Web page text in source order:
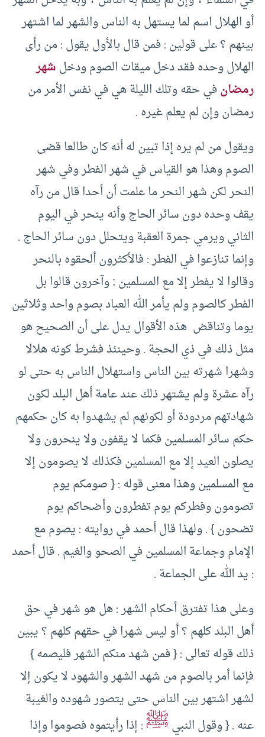
أو الهلال اسم لما يستهل به الناس والشهر لما اشتهر
بينهم ؟ على قولين : فمن قال بالأول يقول : من رأى
الهلال وحده فقد دخل ميقات الصوم ودخلشهر
رمضانفي حقه وتلك الليلة هي في نفس الأمر من
رمضان وإن لم يعلم غيره .
ويقول من لم يره إذا تبين له أنه كان طالعا قضى
الصوم وهذا هو القياس في شهر الفطر وفي شهر
النحر لكن شهر النحر ما علمت أن أحدا قال من رآه
يقف وحده دون سائر الحاج وأنه ينحر في اليوم
الثاني ويرمي جمرة العقبة ويتحلل دون سائر الحاج .
وإنما تنازعوا في الفطر : فالأكثرون ألحقوه بالنحر
وقالوا لا يفطر إلا مع المسلمين ; وآخرون قالوا بل
الفطر كالصوم ولم يأمر الله العباد بصوم واحد وثلاثين
يوما وتناقض هذه الأقوال يدل على أن الصحيح هو
مثل ذلك في ذي الحجة . وحينئذ فشرط كونه هلالا
وشهرا شهرته بين الناس واستهلال الناس به حتى لو
رآه عشرة ولم يشتهر ذلك عند عامة أهل البلد لكون
شهادتهم مردودة أو لكونهم لم يشهدوا به كان حكمهم
حكم سائر المسلمين فكما لا يقفون ولا ينحرون ولا
يصلون العيد إلا مع المسلمين فكذلك لا يصومون إلا
مع المسلمين وهذا معنى قوله : { صومكم يوم
تصومون وفطركم يوم تفطرون وأضحاكم يوم
تضحون } . ولهذا قال أحمد في روايته : يصوم مع
الإمام وجماعة المسلمين في الصحو والغيم . قال أحمد
: يد الله على الجماعة .
وعلى هذا تفترق أحكام الشهر : هل هو شهر في حق
أهل البلد كلهم ؟ أو ليس شهرا في حقهم كلهم ؟ يبين
ذلك قوله تعالى : { فمن شهد منكم الشهر فليصمه }
فإنما أمر بالصوم من شهد الشهر والشهود لا يكون إلا
لشهر اشتهر بين الناس حتى يتصور شهوده والغيبة
عنه . { وقول النبيﷺ: إذا رأيتموه فصوموا وإذا